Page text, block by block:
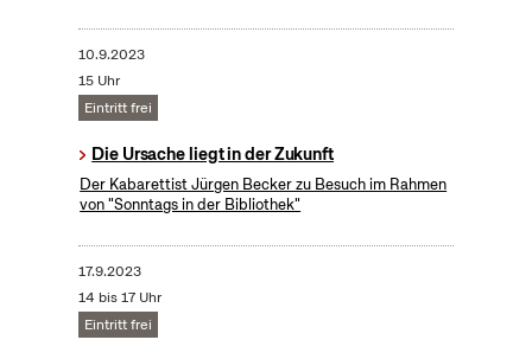
10.9.2023
15 Uhr
Eintritt frei
Die Ursache liegt in der Zukunft
Der Kabarettist Jürgen Becker zu Besuch im Rahmen
von "Sonntags in der Bibliothek"
17.9.2023
14 bis 17 Uhr
Eintritt frei